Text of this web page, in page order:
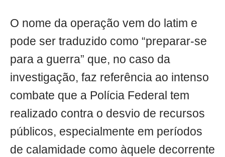
O nome da operação vem do latim e
pode ser traduzido como “preparar-se
para a guerra” que, no caso da
investigação, faz referência ao intenso
combate que a Polícia Federal tem
realizado contra o desvio de recursos
públicos, especialmente em períodos
de calamidade como àquele decorrente